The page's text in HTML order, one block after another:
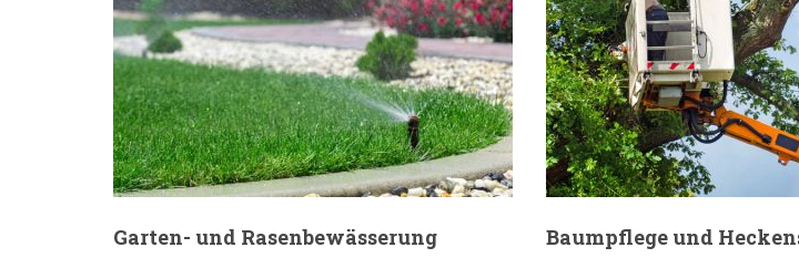
Garten- und Rasenbewässerung Baumpflege und